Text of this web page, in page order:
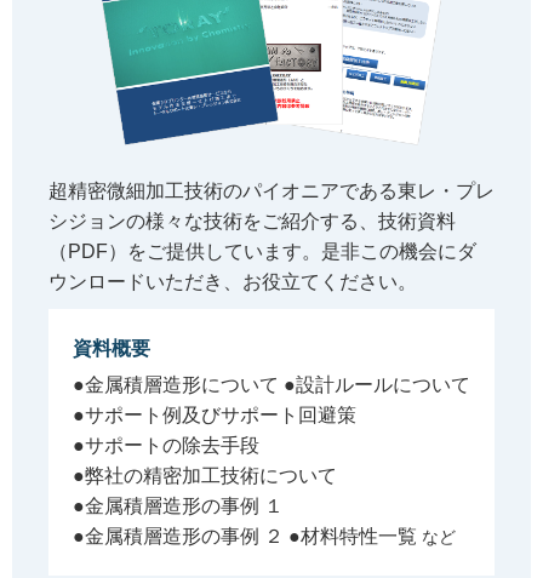
超精密微細加工技術のパイオニアである東レ・プレ
シジョンの様々な技術をご紹介する、技術資料
（PDF）をご提供しています。是非この機会にダ
ウンロードいただき、お役立てください。
資料概要
●金属積層造形について ●設計ルールについて
●サポート例及びサポート回避策
●サポートの除去手段
●弊社の精密加工技術について
●金属積層造形の事例 １
●金属積層造形の事例 ２ ●材料特性一覧 など